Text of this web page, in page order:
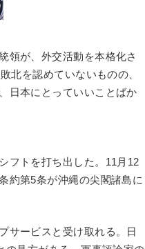
領が、外交活動を本格化さ
北を認めていないものの、
日本にとっていいことばか
フトを打ち出した。11月12
約第5条が沖縄の尖閣諸島に
サービスと受け取れる。日